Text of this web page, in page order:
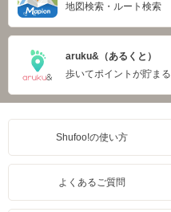
地図検索・ルート検索
aruku&（あるくと）
歩いてポイントが貯まる
Shufoo!の使い方
よくあるご質問